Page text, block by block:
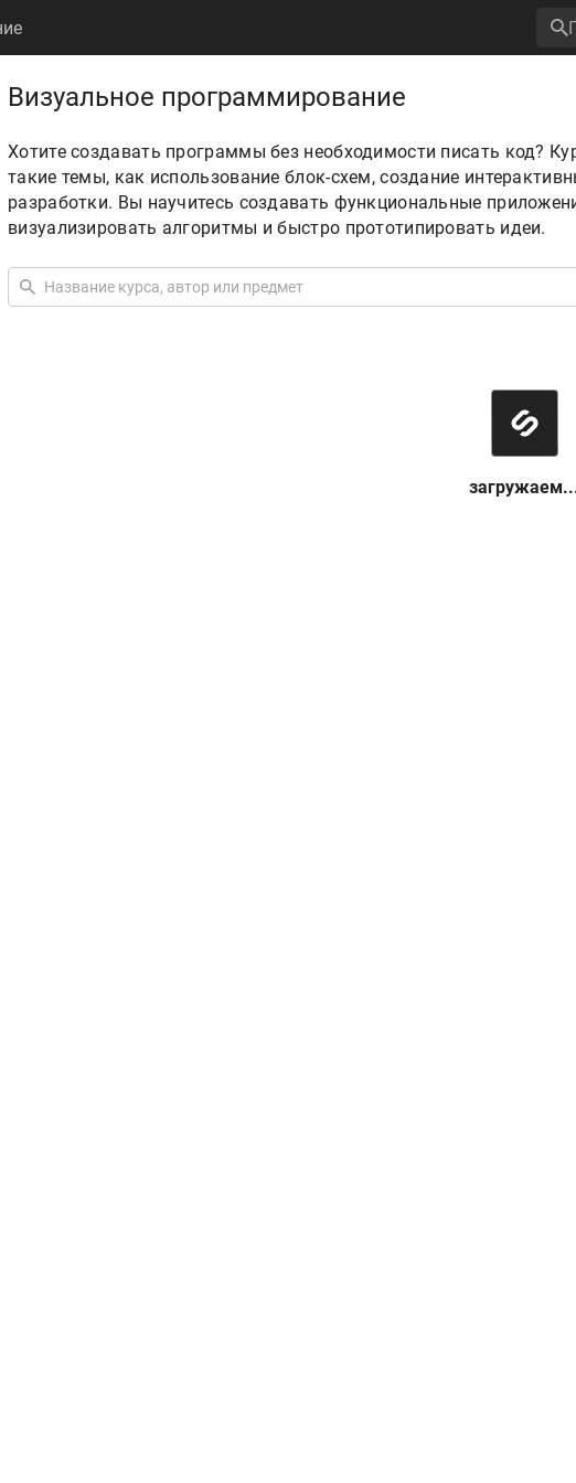
Визуальное программирование
Хотите создавать программы без необходимости писать код?
такие темы, как использование блок-схем, создание
разработки. Вы научитесь создавать функциональные
визуализировать алгоритмы и быстро прототипировать идеи.